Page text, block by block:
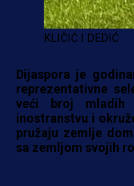
KLIČIĆ I DEDIĆ
Dijaspora je
reprezentativne
veći broj mladih
inostranstvu i
pružaju zemlje
sa zemljom svojih